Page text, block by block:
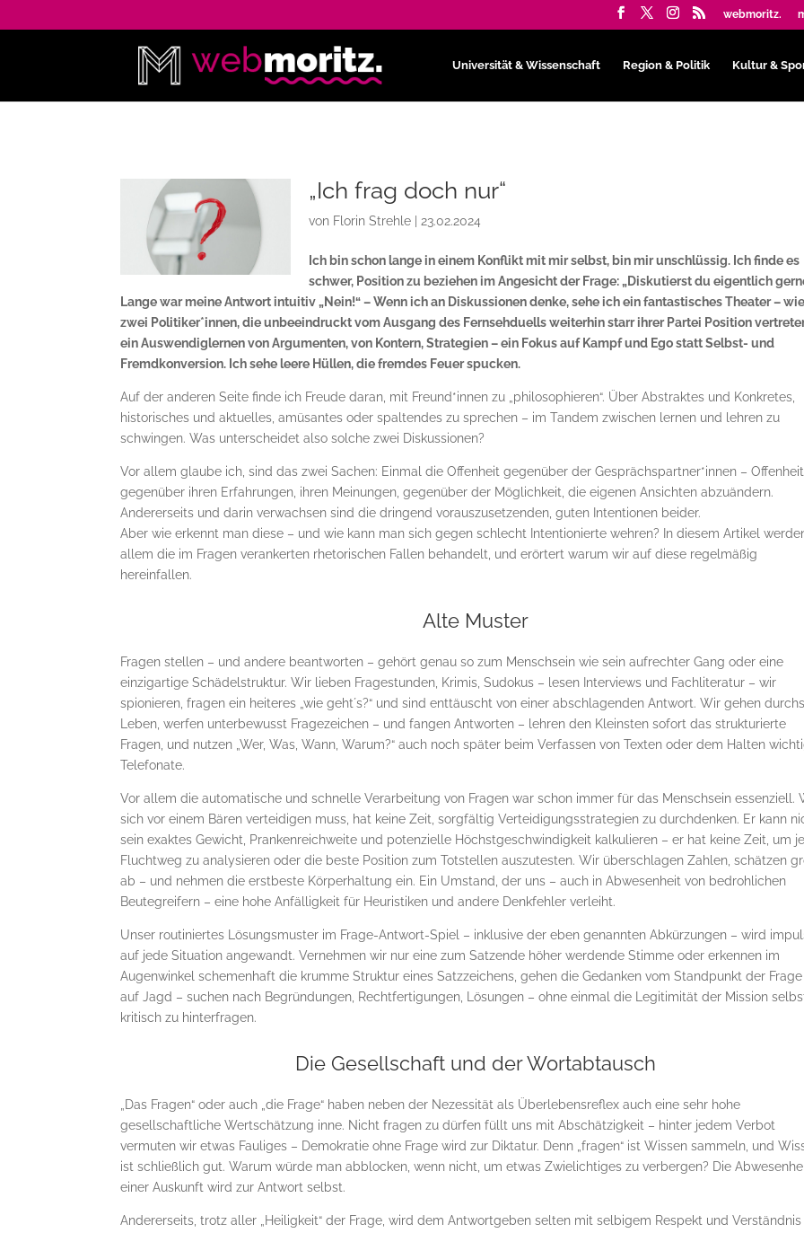
webmoritz.
Universität & Wissenschaft Region & Politik Kultur &
„Ich frag doch nur“
von Florin Strehle 23.02.2024
Ich bin schon lange in einem Konflikt mit mir selbst, bin mir unschlüssig. Ich finde es
schwer, Position zu beziehen im Angesicht der Frage: „Diskutierst du eigentlich
Lange war meine Antwort intuitiv „Nein!“ – Wenn ich an Diskussionen denke, sehe ich ein fantastisches Theater – wie
zwei Politiker*innen, die unbeeindruckt vom Ausgang des Fernsehduells weiterhin starr ihrer Partei Position
ein Auswendiglernen von Argumenten, von Kontern, Strategien – ein Fokus auf Kampf und Ego statt Selbst- und
Fremdkonversion. Ich sehe leere Hüllen, die fremdes Feuer spucken.
Auf der anderen Seite finde ich Freude daran, mit Freund*innen zu „philosophieren“. Über Abstraktes und Konkretes,
historisches und aktuelles, amüsantes oder spaltendes zu sprechen – im Tandem zwischen lernen und lehren zu
schwingen. Was unterscheidet also solche zwei Diskussionen?
Vor allem glaube ich, sind das zwei Sachen: Einmal die Offenheit gegenüber der Gesprächspartner*innen – Offenheit
gegenüber ihren Erfahrungen, ihren Meinungen, gegenüber der Möglichkeit, die eigenen Ansichten abzuändern.
Andererseits und darin verwachsen sind die dringend vorauszusetzenden, guten Intentionen beider.
Aber wie erkennt man diese – und wie kann man sich gegen schlecht Intentionierte wehren? In diesem Artikel
allem die im Fragen verankerten rhetorischen Fallen behandelt, und erörtert warum wir auf diese regelmäßig
hereinfallen.
Alte Muster
Fragen stellen – und andere beantworten – gehört genau so zum Menschsein wie sein aufrechter Gang oder eine
einzigartige Schädelstruktur. Wir lieben Fragestunden, Krimis, Sudokus – lesen Interviews und Fachliteratur – wir
spionieren, fragen ein heiteres „wie geht´s?“ und sind enttäuscht von einer abschlagenden Antwort. Wir gehen durchs
Leben, werfen unterbewusst Fragezeichen – und fangen Antworten – lehren den Kleinsten sofort das strukturierte
Fragen, und nutzen „Wer, Was, Wann, Warum?“ auch noch später beim Verfassen von Texten oder dem Halten
Telefonate.
Vor allem die automatische und schnelle Verarbeitung von Fragen war schon immer für das Menschsein essenziell.
sich vor einem Bären verteidigen muss, hat keine Zeit, sorgfältig Verteidigungsstrategien zu durchdenken. Er kann
sein exaktes Gewicht, Prankenreichweite und potenzielle Höchstgeschwindigkeit kalkulieren – er hat keine Zeit, um
Fluchtweg zu analysieren oder die beste Position zum Totstellen auszutesten. Wir überschlagen Zahlen, schätzen
ab – und nehmen die erstbeste Körperhaltung ein. Ein Umstand, der uns – auch in Abwesenheit von bedrohlichen
Beutegreifern – eine hohe Anfälligkeit für Heuristiken und andere Denkfehler verleiht.
Unser routiniertes Lösungsmuster im Frage-Antwort-Spiel – inklusive der eben genannten Abkürzungen – wird
auf jede Situation angewandt. Vernehmen wir nur eine zum Satzende höher werdende Stimme oder erkennen im
Augenwinkel schemenhaft die krumme Struktur eines Satzzeichens, gehen die Gedanken vom Standpunkt der
auf Jagd – suchen nach Begründungen, Rechtfertigungen, Lösungen – ohne einmal die Legitimität der Mission
kritisch zu hinterfragen.
Die Gesellschaft und der Wortabtausch
„Das Fragen“ oder auch „die Frage“ haben neben der Nezessität als Überlebensreflex auch eine sehr hohe
gesellschaftliche Wertschätzung inne. Nicht fragen zu dürfen füllt uns mit Abschätzigkeit – hinter jedem Verbot
vermuten wir etwas Fauliges – Demokratie ohne Frage wird zur Diktatur. Denn „fragen“ ist Wissen sammeln, und
ist schließlich gut. Warum würde man abblocken, wenn nicht, um etwas Zwielichtiges zu verbergen? Die
einer Auskunft wird zur Antwort selbst.
Andererseits, trotz aller „Heiligkeit“ der Frage, wird dem Antwortgeben selten mit selbigem Respekt und Verständnis